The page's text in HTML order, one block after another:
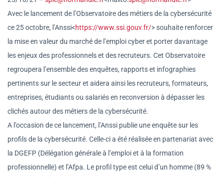
Avec le lancement de l’Observatoire des métiers de la cybersécurité
ce 25 octobre, l’Anssi<https://www.ssi.gouv.fr/> souhaite renforcer
la mise en valeur du marché de l’emploi cyber et porter davantage
les enjeux des professionnels et des recruteurs. Cet Observatoire
regroupera l’ensemble des enquêtes, rapports et infographies
pertinents sur le secteur et aidera ainsi les recruteurs, formateurs,
entreprises, étudiants ou salariés en reconversion à dépasser les
clichés autour des métiers de la cybersécurité.
A l’occasion de ce lancement, l’Anssi publie une enquête sur les
profils de la cybersécurité. Celle-ci a été réalisée en partenariat avec
la DGEFP (Délégation générale à l’emploi et à la formation
professionnelle) et l’Afpa. Le profil type est celui d’un homme (89 %